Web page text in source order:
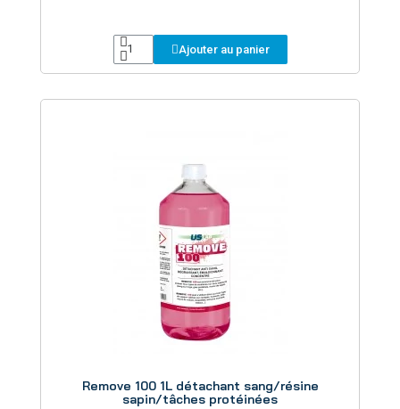
Ajouter au panier
Remove 100 1L détachant sang/résine
sapin/tâches protéinées